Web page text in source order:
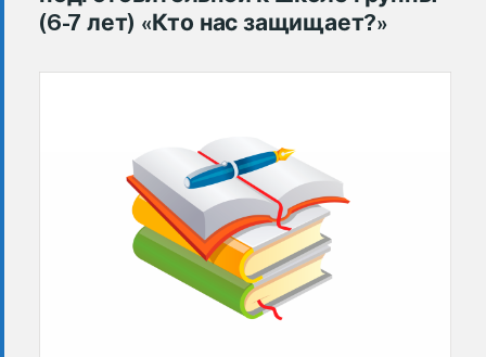
(6-7 лет) «Кто нас защищает?»